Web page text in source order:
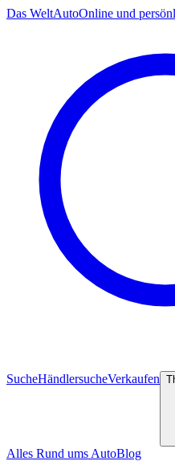
Das WeltAutoOnline und
SucheHändlersucheVerkaufen
Alles Rund ums AutoBlog